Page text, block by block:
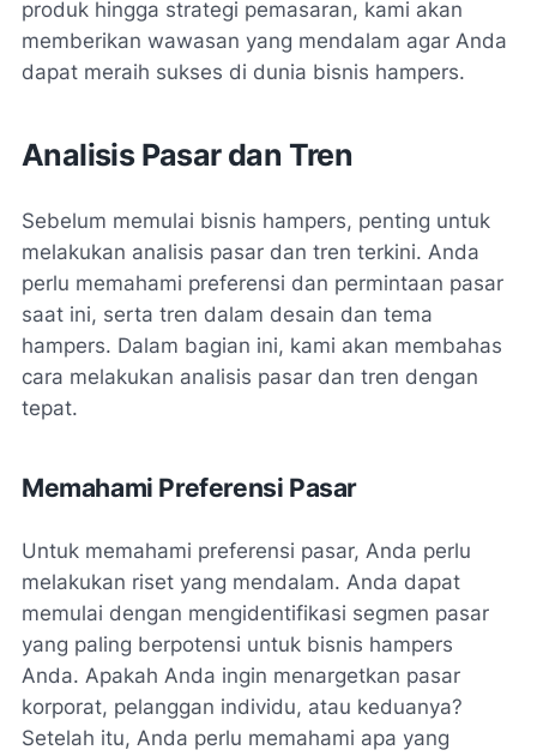
produk hingga strategi pemasaran, kami akan
memberikan wawasan yang mendalam agar Anda
dapat meraih sukses di dunia bisnis hampers.
Analisis Pasar dan Tren
Sebelum memulai bisnis hampers, penting untuk
melakukan analisis pasar dan tren terkini. Anda
perlu memahami preferensi dan permintaan pasar
saat ini, serta tren dalam desain dan tema
hampers. Dalam bagian ini, kami akan membahas
cara melakukan analisis pasar dan tren dengan
tepat.
Memahami Preferensi Pasar
Untuk memahami preferensi pasar, Anda perlu
melakukan riset yang mendalam. Anda dapat
memulai dengan mengidentifikasi segmen pasar
yang paling berpotensi untuk bisnis hampers
Anda. Apakah Anda ingin menargetkan pasar
korporat, pelanggan individu, atau keduanya?
Setelah itu, Anda perlu memahami apa yang